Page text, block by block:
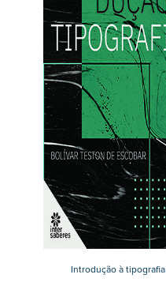
Introdução à tipografia